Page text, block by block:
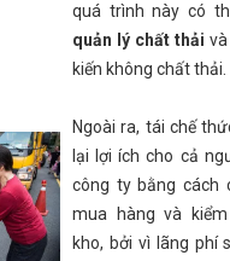
quá trình này có
quản lý chất thải
kiến ​​không chất thải.
Ngoài ra, tái chế
lại lợi ích cho cả
công ty bằng cách
mua hàng và
kho, bởi vì lãng phí